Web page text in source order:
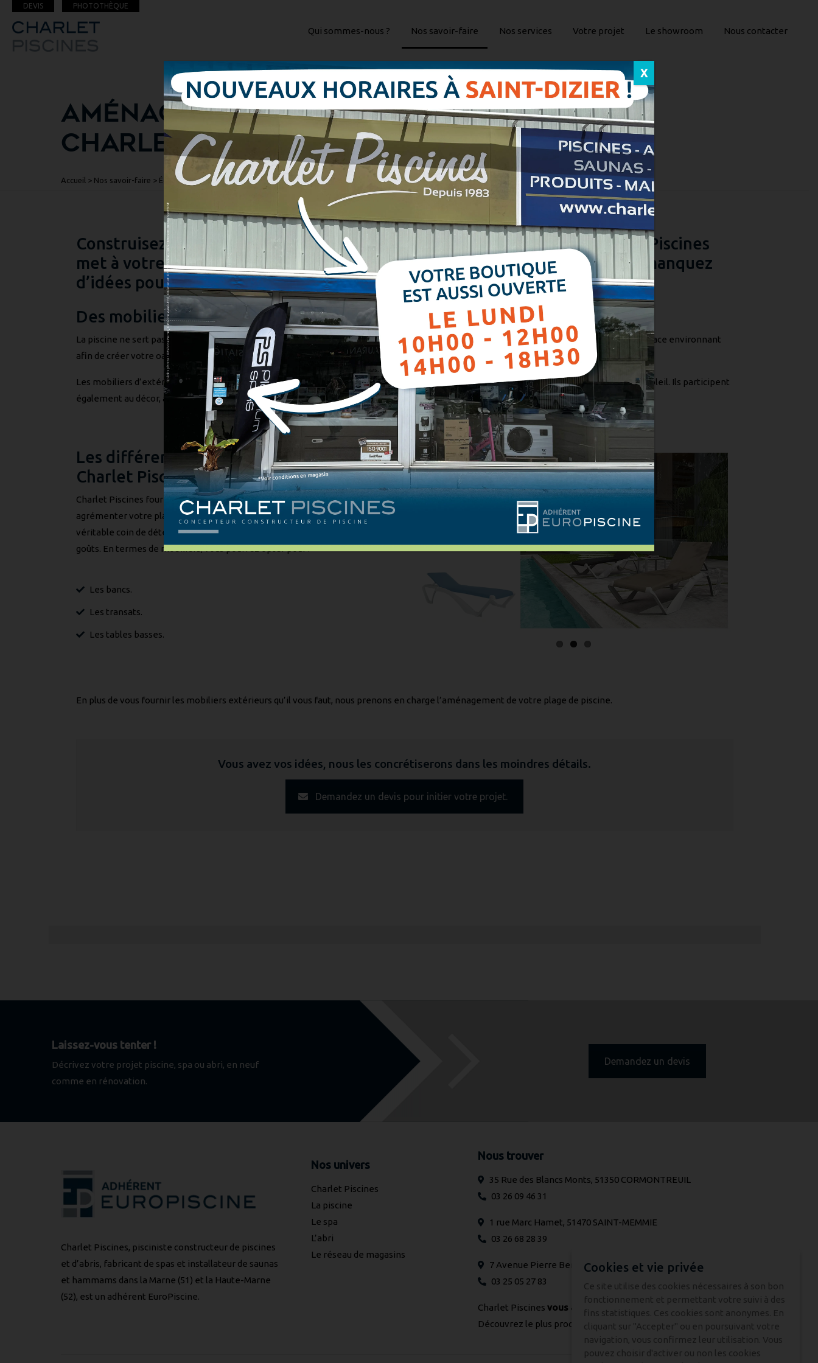
DEVIS PHOTOTHÈQUE
Qui sommes-nous ? Nos savoir-faire Nos services Votre projet Le showroom Nous contacter
AMÉNAGEZ VOTRE PLAGE DE PISCINE AVEC
CHARLET PISCINES
Accueil > Nos savoir-faire > Équipement > Mobilier extérieur
Construisez un cadre idyllique et reposant autour de votre piscine. Charlet Piscines
met à votre disposition un choix intéressant de mobiliers extérieurs. Vous manquez
d’idées pour arborer votre espace ? Suivez nos recommandations.
Des mobiliers extérieurs pour le confort et l’esthétique de votre piscine
La piscine ne sert pas uniquement pour la baignade. Elle constitue aussi un lieu de détente pour tous. De ce fait, vous devez aménager l’espace environnant
afin de créer votre oasis.
Les mobiliers d’extérieur sont des éléments fonctionnels. Ils vous permettent de vous reposer après la baignade et de vous prélasser au soleil. Ils participent
également au décor, avec la végétation et les luminaires.
Les différents mobiliers au choix chez
Charlet Piscines
Charlet Piscines fournit différents types de mobiliers d’extérieur pour
agrémenter votre plage de piscine. Faites le choix d’un gazebo pour créer un
véritable coin de détente. Complétez-le avec un salon de jardin selon vos
goûts. En termes de mobiliers, vous pourrez opter pour :
Les bancs.
Les transats.
Les tables basses.
En plus de vous fournir les mobiliers extérieurs qu’il vous faut, nous prenons en charge l’aménagement de votre plage de piscine.
Vous avez vos idées, nous les concrétiserons dans les moindres détails.
Demandez un devis pour initier votre projet.
Laissez-vous tenter !
Décrivez votre projet piscine, spa ou abri, en neuf
comme en rénovation.
Demandez un devis
Charlet Piscines, pisciniste constructeur de piscines
et d’abris, fabricant de spas et installateur de saunas
et hammams dans la Marne (51) et la Haute-Marne
(52), est un adhérent EuroPiscine.
Nos univers
Charlet Piscines
La piscine
Le spa
L’abri
Le réseau de magasins
Nous trouver
35 Rue des Blancs Monts, 51350 CORMONTREUIL
03 26 09 46 31
1 rue Marc Hamet, 51470 SAINT-MEMMIE
03 26 68 28 39
7 Avenue Pierre Beregovoy, 52100 SAINT-DIZIER
03 25 05 27 83
Charlet Piscines vous accueille dans 3 showrooms
Découvrez le plus proche de chez vous !
X
Cookies et vie privée
Ce site utilise des cookies nécessaires à son bon
fonctionnement et permettant votre suivi à des
fins statistiques. Ces cookies sont anonymes. En
cliquant sur "Accepter" ou en poursuivant votre
navigation, vous confirmez leur utilisation. Vous
pouvez choisir d'activer ou non les cookies